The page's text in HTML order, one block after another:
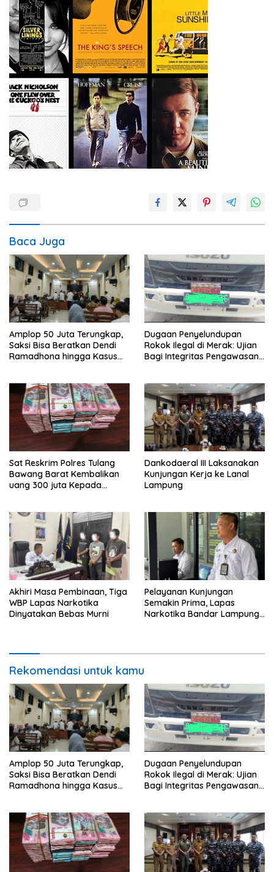
Baca Juga
Amplop 50 Juta Terungkap,
Saksi Bisa Beratkan Dendi
Ramadhona hingga Kasus
Dugaan Penyelundupan
Rokok Ilegal di Merak: Ujian
Bagi Integritas Pengawasan
Sat Reskrim Polres Tulang
Bawang Barat Kembalikan
uang 300 juta Kepada
Dankodaeral III Laksanakan
Kunjungan Kerja ke Lanal
Lampung
Akhiri Masa Pembinaan, Tiga
WBP Lapas Narkotika
Dinyatakan Bebas Murni
Pelayanan Kunjungan
Semakin Prima, Lapas
Narkotika Bandar Lampung
Rekomendasi untuk kamu
Amplop 50 Juta Terungkap,
Saksi Bisa Beratkan Dendi
Ramadhona hingga Kasus
Dugaan Penyelundupan
Rokok Ilegal di Merak: Ujian
Bagi Integritas Pengawasan